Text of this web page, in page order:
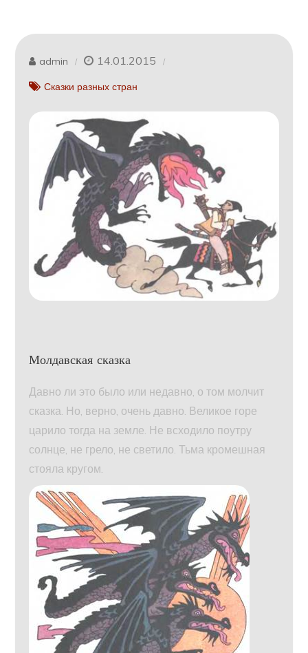
admin 14.01.2015
Сказки разных стран
Молдавская сказка
Давно ли это было или недавно, о том молчит
сказка. Но, верно, очень давно. Великое горе
царило тогда на земле. Не всходило поутру
солнце, не грело, не светило. Тьма кромешная
стояла кругом.